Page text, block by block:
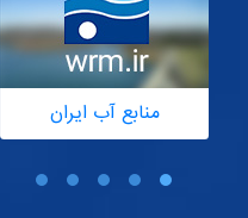
منابع آب ایران